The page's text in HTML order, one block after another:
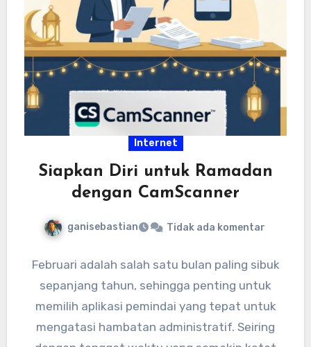
Internet
Siapkan Diri untuk Ramadan
dengan CamScanner
ganisebastian Tidak ada komentar
Februari adalah salah satu bulan paling sibuk
sepanjang tahun, sehingga penting untuk
memilih aplikasi pemindai yang tepat untuk
mengatasi hambatan administratif. Seiring